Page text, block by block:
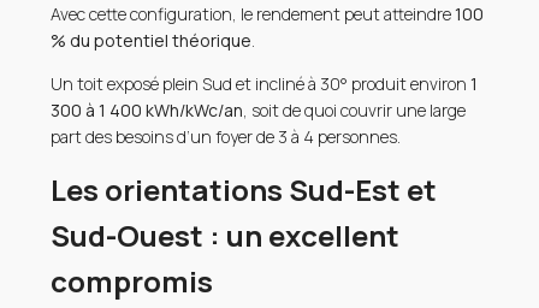
Avec cette configuration, le rendement peut atteindre100
% du potentiel théorique
Un toit exposé plein Sud et incliné à 30° produit environ1
300 à 1 400 kWh/kWc/an , soit de quoi couvrir une large
part des besoins d’un foyer de 3 à 4 personnes.
Les orientations Sud-Est et
Sud-Ouest : un excellent
compromis